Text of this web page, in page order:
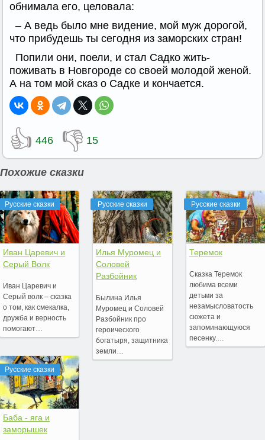
обнимала его, целовала:
– А ведь было мне видение, мой муж дорогой,
что прибудешь ты сегодня из заморских стран!
Попили они, поели, и стал Садко жить-
поживать в Новгороде со своей молодой женой.
А на том мой сказ о Садке и кончается.
👍 446 👎 15
Похожие сказки
Русские сказки
Иван Царевич и
Серый Волк
Иван Царевич и
Серый волк – сказка
о том, как смекалка,
дружба и верность
помогают…
Русские сказки
Баба - яга и
заморышек
Русские сказки
Илья Муромец и
Соловей
Разбойник
Былина Илья
Муромец и Соловей
Разбойник про
героического
богатыря, защитника
земли…
Русские сказки
Теремок
Сказка Теремок
любима всеми
детьми за
незамысловатость
сюжета и
запоминающуюся
песенку.…